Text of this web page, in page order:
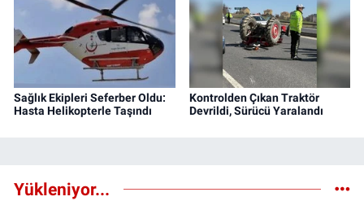
Sağlık Ekipleri Seferber Oldu:
Hasta Helikopterle Taşındı
Kontrolden Çıkan Traktör
Devrildi, Sürücü Yaralandı
Yükleniyor...